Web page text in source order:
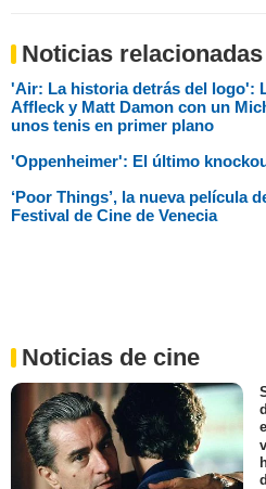
Noticias relacionadas
'Air: La historia detrás del logo':
Affleck y Matt Damon con un
unos tenis en primer plano
'Oppenheimer': El último
‘Poor Things’, la nueva película
Festival de Cine de Venecia
Noticias de cine